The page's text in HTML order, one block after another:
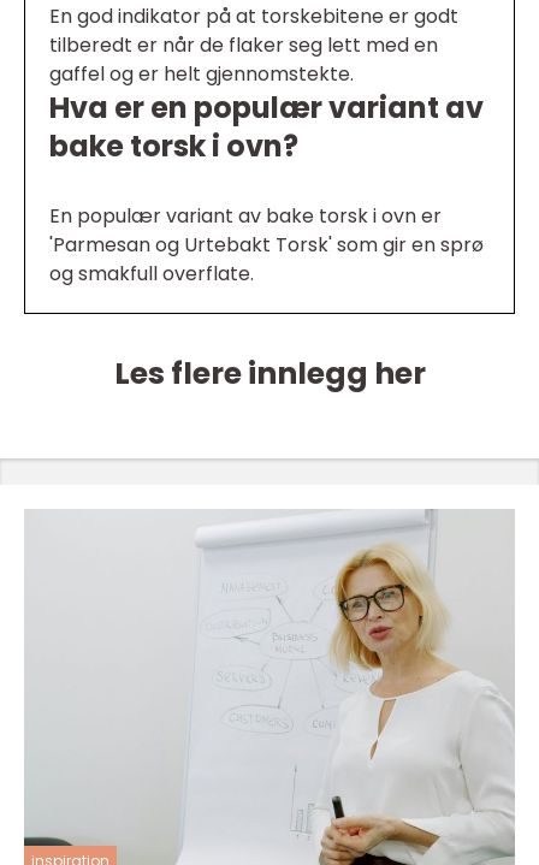
En god indikator på at torskebitene er godt
tilberedt er når de flaker seg lett med en
gaffel og er helt gjennomstekte.
Hva er en populær variant av
bake torsk i ovn?
En populær variant av bake torsk i ovn er
'Parmesan og Urtebakt Torsk' som gir en sprø
og smakfull overflate.
Les flere innlegg her
inspiration